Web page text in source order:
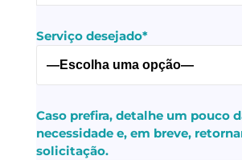
Serviço desejado*
Caso prefira, detalhe um pouco
necessidade e, em breve,
solicitação.